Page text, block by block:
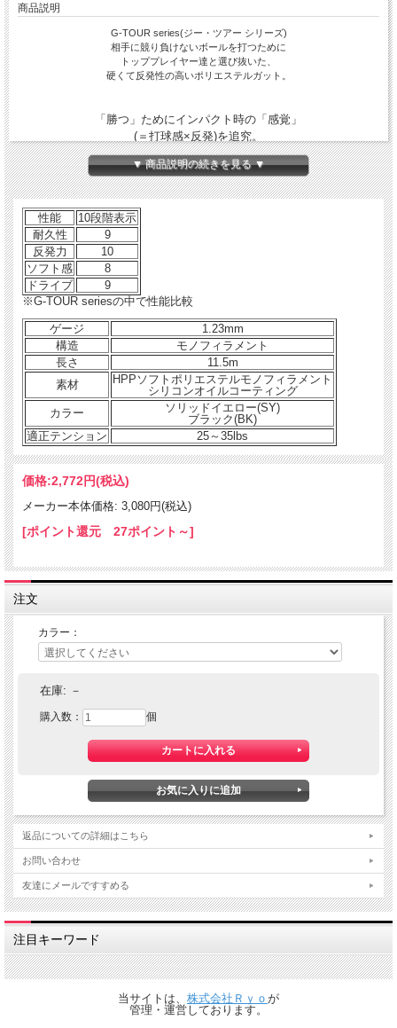
商品説明
G-TOUR series(ジー・ツアー シリーズ)
相手に競り負けないボールを打つために
トッププレイヤー達と選び抜いた、
硬くて反発性の高いポリエステルガット。
「勝つ」ためにインパクト時の「感覚」
(＝打球感×反発)を追究。
くいつきの良い打球感と反発性 ( 初速 ) の
速さという相反する、
2つの要素を兼ね備えたハードヒッター向け
（トッププレイヤー向け）
▼ 商品説明の続きを見る ▼
性能
10段階表示
耐久性
9
反発力
10
ソフト感
8
ドライブ
9
※G-TOUR seriesの中で性能比較
ゲージ
1.23mm
構造
モノフィラメント
長さ
11.5m
素材
HPPソフトポリエステルモノフィラメント
シリコンオイルコーティング
カラー
ソリッドイエロー(SY)
ブラック(BK)
適正テンション
25～35lbs
価格:2,772円(税込)
メーカー本体価格: 3,080円(税込)
[ポイント還元 27ポイント～]
注文
カラー：
在庫: －
購入数： 個
返品についての詳細はこちら
お問い合わせ
友達にメールですすめる
注目キーワード
当サイトは、 株式会社Ｒｙｏ が
管理・運営しております。